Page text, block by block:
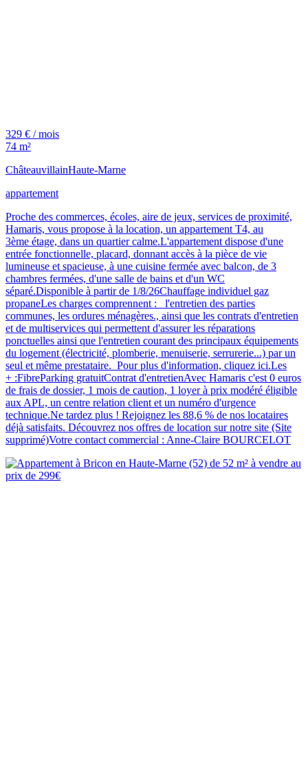
329 € / mois
74 m²
ChâteauvillainHaute-Marne
appartement
Proche des commerces, écoles, aire de jeux, services de proximité,
Hamaris, vous propose à la location, un appartement T4, au
3ème étage, dans un quartier calme.L'appartement dispose d'une
entrée fonctionnelle, placard, donnant accès à la pièce de vie
lumineuse et spacieuse, à une cuisine fermée avec balcon, de 3
chambres fermées, d'une salle de bains et d'un WC
séparé.Disponible à partir de 1/8/26Chauffage individuel gaz
propaneLes charges comprennent : l'entretien des parties
communes, les ordures ménagères., ainsi que les contrats d'entretien
et de multiservices qui permettent d'assurer les réparations
ponctuelles ainsi que l'entretien courant des principaux équipements
du logement (électricité, plomberie, menuiserie, serrurerie...) par un
seul et même prestataire. Pour plus d'information, cliquez ici.Les
+ :FibreParking gratuitContrat d'entretienAvec Hamaris c'est 0 euros
de frais de dossier, 1 mois de caution, 1 loyer à prix modéré éligible
aux APL, un centre relation client et un numéro d'urgence
technique.Ne tardez plus ! Rejoignez les 88,6 % de nos locataires
déjà satisfaits. Découvrez nos offres de location sur notre site (Site
supprimé)Votre contact commercial : Anne-Claire BOURCELOT